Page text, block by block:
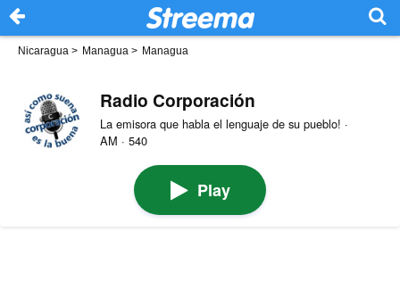
Nicaragua > Managua > Managua
Radio Corporación
La emisora que habla el lenguaje de su pueblo! ·
AM · 540
Play